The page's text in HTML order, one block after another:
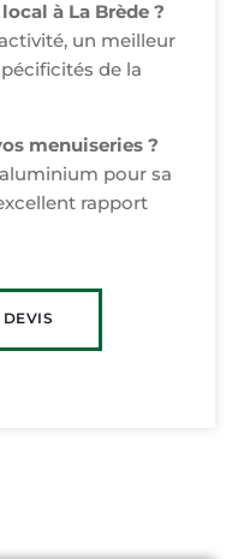
à La Brède ?
un meilleur
de la
menuiseries ?
pour sa
rapport